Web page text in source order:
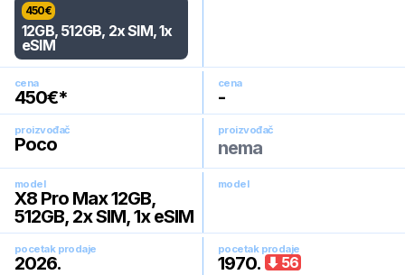
450€
12GB, 512GB, 2x SIM, 1x
eSIM
cena
450€*
cena
-
proizvođač
Poco
proizvođač
nema
model
X8 Pro Max 12GB,
512GB, 2x SIM, 1x eSIM
model
pocetak prodaje
2026.
pocetak prodaje
1970. 56